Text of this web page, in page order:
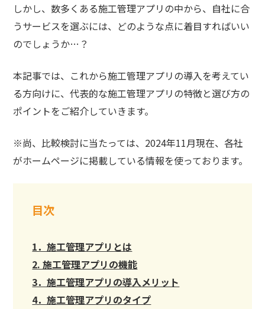
しかし、数多くある施工管理アプリの中から、自社に合
うサービスを選ぶには、どのような点に着目すればいい
のでしょうか…？
本記事では、これから施工管理アプリの導入を考えてい
る方向けに、代表的な施工管理アプリの特徴と選び方の
ポイントをご紹介していきます。
※尚、比較検討に当たっては、2024年11月現在、各社
がホームページに掲載している情報を使っております。
目次
1．施工管理アプリとは
2. 施工管理アプリの機能
3．施工管理アプリの導入メリット
4．施工管理アプリのタイプ